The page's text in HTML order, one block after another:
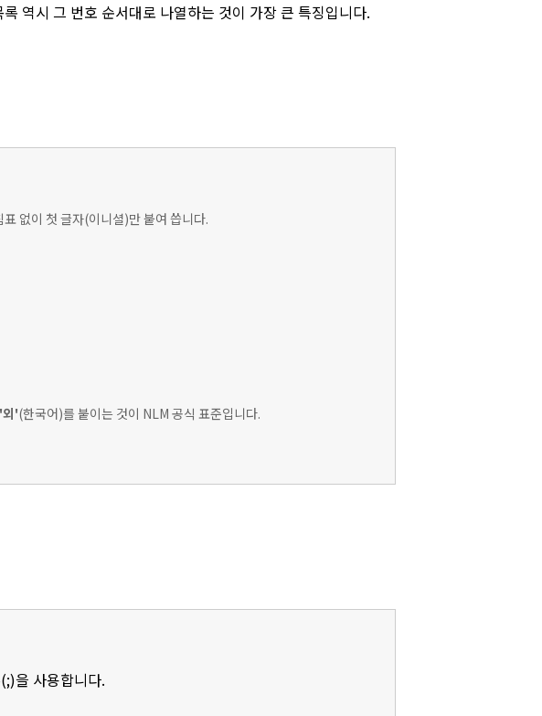
역시 그 번호 순서대로 나열하는 것이 가장 큰 특징입니다.
없이 첫 글자(이니셜)만 붙여 씁니다.
'외'(한국어)를 붙이는 것이 NLM 공식 표준입니다.
을 사용합니다.